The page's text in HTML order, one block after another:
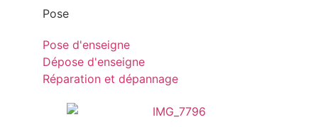
Pose
Pose d'enseigne
Dépose d'enseigne
Réparation et dépannage